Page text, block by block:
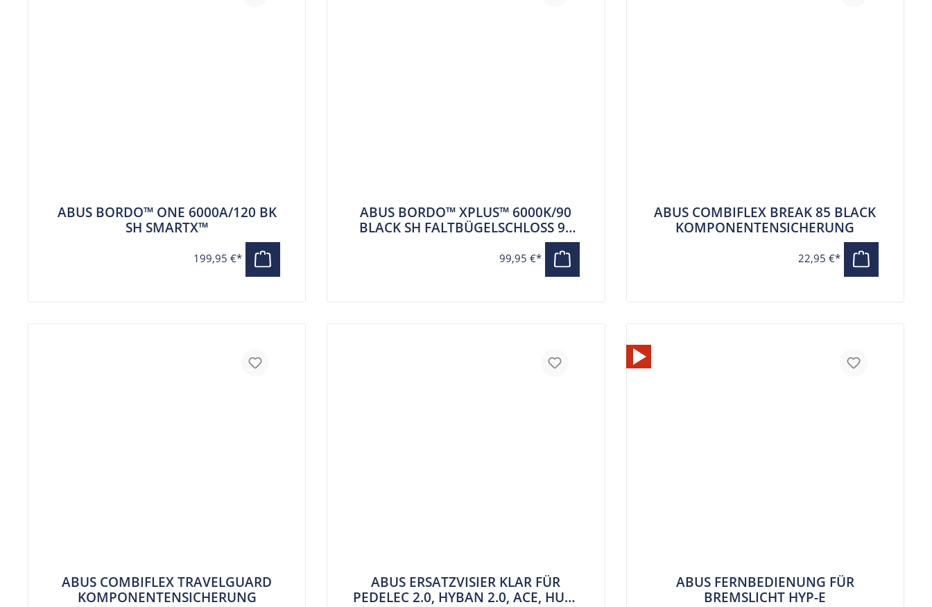
ABUS BORDO™ ONE 6000A/120 BK
SH SMARTX™
199,95 €*
ABUS BORDO™ XPLUS™ 6000K/90
BLACK SH FALTBÜGELSCHLOSS 90
99,95 €*
ABUS COMBIFLEX BREAK 85 BLACK
KOMPONENTENSICHERUNG
22,95 €*
ABUS COMBIFLEX TRAVELGUARD
KOMPONENTENSICHERUNG
ABUS ERSATZVISIER KLAR FÜR
PEDELEC 2.0, HYBAN 2.0, ACE, HUD-
ABUS FERNBEDIENUNG FÜR
BREMSLICHT HYP-E